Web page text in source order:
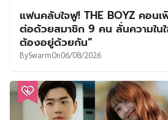
แฟนคลับใจฟู! THE BOYZ คอน
ต่อด้วยสมาชิก 9 คน ลั่นความใน
ต้องอยู่ด้วยกัน”
BySwarmOn06/08/2026